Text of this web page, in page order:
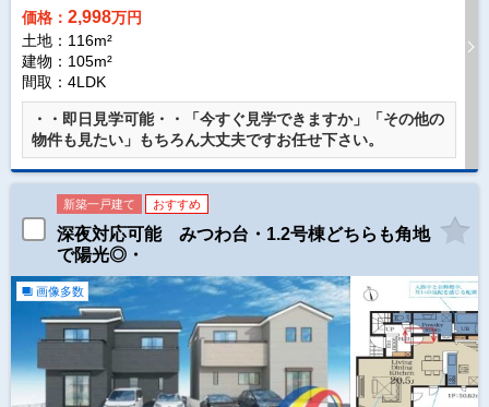
価格： 2,998万円
土地：116m²
建物：105m²
間取：4LDK
・・即日見学可能・・「今すぐ見学できますか」「その他の
物件も見たい」もちろん大丈夫ですお任せ下さい。
新築一戸建て おすすめ
深夜対応可能 みつわ台・1.2号棟どちらも角地
で陽光◎・
画像多数